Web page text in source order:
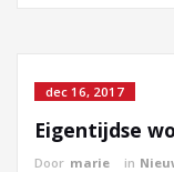
dec 16, 2017
Eigentijdse
Door marie in